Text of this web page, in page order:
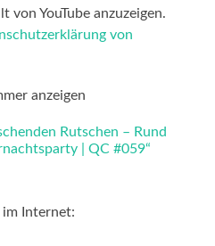
von YouTube anzuzeigen.
von
anzeigen
Rutschen – Rund
| QC #059“
Internet: